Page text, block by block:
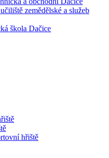
zemědělské a služeb
škola Dačice
hřiště